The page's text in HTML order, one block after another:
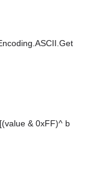
& 0xFF)^ b